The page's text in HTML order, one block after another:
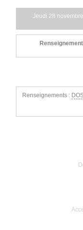
Jeudi 28
Renseignements :